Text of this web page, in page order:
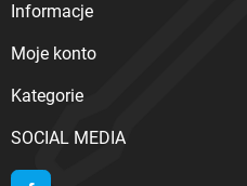
Informacje
Moje konto
Kategorie
SOCIAL MEDIA